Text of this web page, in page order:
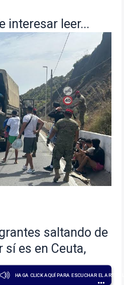
HAGA CLICK AQUÍ PARA ESCUCHAR EL
interesar leer...
saltando de
es en Ceuta,
saltando de un